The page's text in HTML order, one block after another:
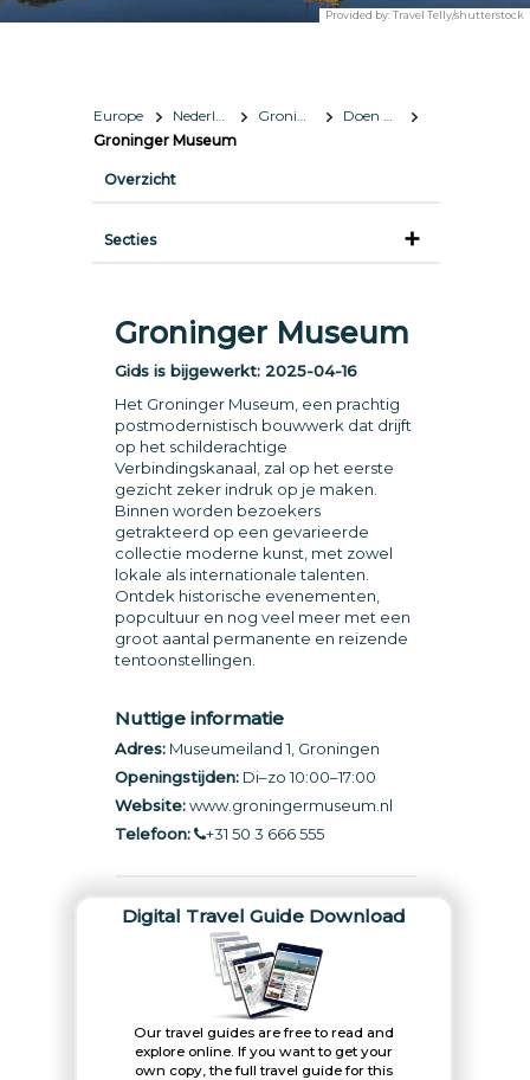
Provided by:Travel Telly/shutterstock
Europe Nederland Groningen
Doen & zien
Groninger Museum
Overzicht
Secties
Groninger Museum
Gids is bijgewerkt: 2025-04-16
Het Groninger Museum, een prachtig
postmodernistisch bouwwerk dat drijft
op het schilderachtige
Verbindingskanaal, zal op het eerste
gezicht zeker indruk op je maken.
Binnen worden bezoekers
getrakteerd op een gevarieerde
collectie moderne kunst, met zowel
lokale als internationale talenten.
Ontdek historische evenementen,
popcultuur en nog veel meer met een
groot aantal permanente en reizende
tentoonstellingen.
Nuttige informatie
Adres:Museumeiland 1, Groningen
Openingstijden:Di–zo 10:00–17:00
Website: www.groningermuseum.nl
Telefoon:
+31 50 3 666 555
Digital Travel Guide Download
Our travel guides are free to read and
explore online. If you want to get your
own copy, the full travel guide for this